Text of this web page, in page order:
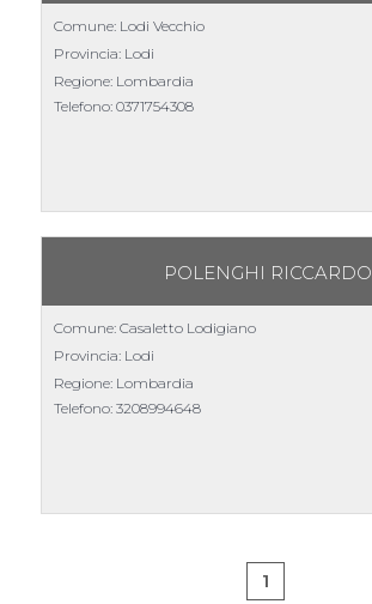
Comune: Lodi Vecchio
Provincia: Lodi
Regione: Lombardia
Telefono: 0371754308
POLENGHI RICCARDO
Comune: Casaletto Lodigiano
Provincia: Lodi
Regione: Lombardia
Telefono: 3208994648
1